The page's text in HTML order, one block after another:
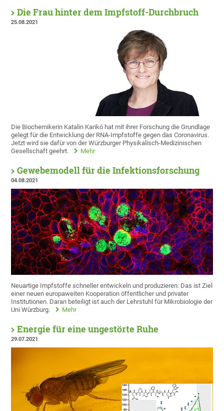
Die Frau hinter dem Impfstoff-Durchbruch
25.08.2021
Die Biochemikerin Katalin Karikó hat mit ihrer Forschung die Grundlage
gelegt für die Entwicklung der RNA-Impfstoffe gegen das Coronavirus.
Jetzt wird sie dafür von der Würzburger Physikalisch-Medizinischen
Gesellschaft geehrt.
Mehr
Gewebemodell für die Infektionsforschung
04.08.2021
Neuartige Impfstoffe schneller entwickeln und produzieren: Das ist Ziel
einer neuen europaweiten Kooperation öffentlicher und privater
Institutionen. Daran beteiligt ist auch der Lehrstuhl für Mikrobiologie der
Uni Würzburg.
Mehr
Energie für eine ungestörte Ruhe
29.07.2021